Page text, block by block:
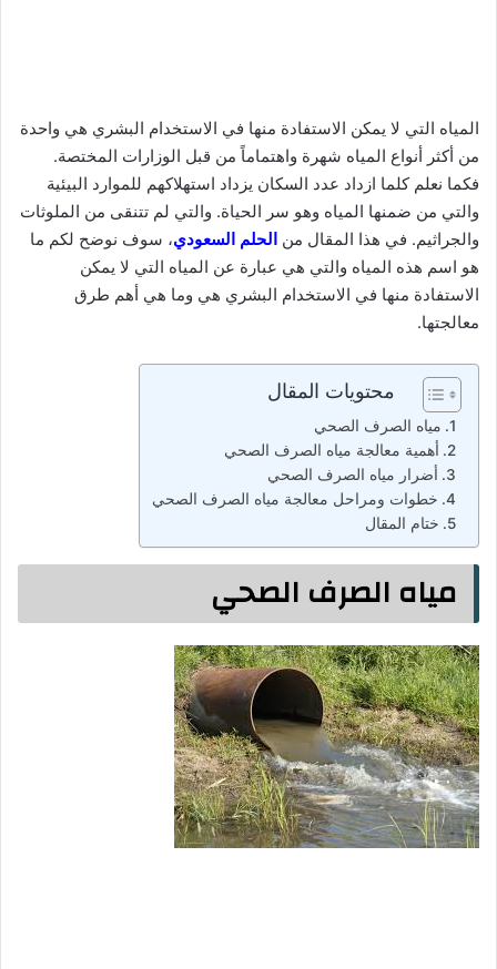
المياه التي لا يمكن الاستفادة منها في الاستخدام البشري هي واحدة
من أكثر أنواع المياه شهرة واهتماماً من قبل الوزارات المختصة.
فكما نعلم كلما ازداد عدد السكان يزداد استهلاكهم للموارد البيئية
والتي من ضمنها المياه وهو سر الحياة. والتي لم تتنقى من الملوثات
والجراثيم. في هذا المقال من الحلم السعودي، سوف نوضح لكم ما
هو اسم هذه المياه والتي هي عبارة عن المياه التي لا يمكن
الاستفادة منها في الاستخدام البشري هي وما هي أهم طرق
معالجتها.
محتويات المقال
مياه الصرف الصحي
أهمية معالجة مياه الصرف الصحي
أضرار مياه الصرف الصحي
خطوات ومراحل معالجة مياه الصرف الصحي
ختام المقال
مياه الصرف الصحي